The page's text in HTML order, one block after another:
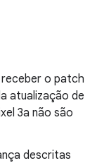
receber o patch
atualização de
3a não são
descritas